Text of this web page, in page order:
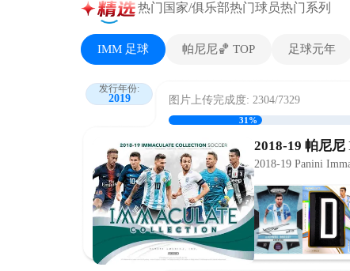
热门国家/俱乐部热门球员热门系列
IMM 足球 帕尼尼🏀 TOP 足球元年
发行年份:
2019 图片上传完成度: 2304/7329
31%
2018-19 帕尼
2018-19 Panini